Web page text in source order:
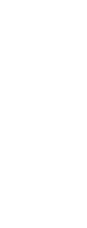
der Unterlagen.